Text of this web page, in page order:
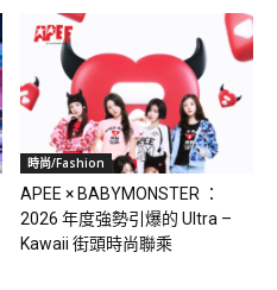
時尚/Fashion
APEE × BABYMONSTER ：
2026 年度強勢引爆的 Ultra –
Kawaii 街頭時尚聯乘